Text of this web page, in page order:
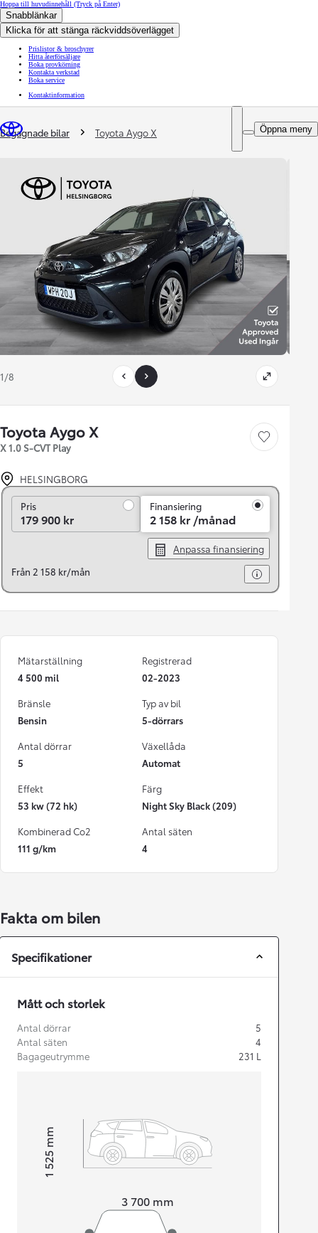
Hoppa till huvudinnehåll (Tryck på Enter)
Snabblänkar
Klicka för att stänga räckviddsöverlägget
Prislistor & broschyrer
Hitta återförsäljare
Boka provkörning
Kontakta verkstad
Boka service
Kontaktinformation
Öppna meny
You are here
Begagnade bilar Toyota Aygo X
1/8
Toyota Aygo X
X 1.0 S-CVT Play
Save car
HELSINGBORG
PrisPris
179 900 kr
Finansiering
2 158 kr /månad
Anpassa finansiering
Från 2 158 kr/mån
Mätarställning
4 500 mil
Registrerad
02-2023
Bränsle
Bensin
Typ av bil
5-dörrars
Antal dörrar
5
Växellåda
Automat
Effekt
53 kw (72 hk)
Färg
Night Sky Black (209)
Kombinerad Co2
111 g/km
Antal säten
4
Fakta om bilen
Specifikationer
Mått och storlek
Antal dörrar
5
Antal säten
4
Bagageutrymme
231 L
3 700 mm
Height1 525
mm